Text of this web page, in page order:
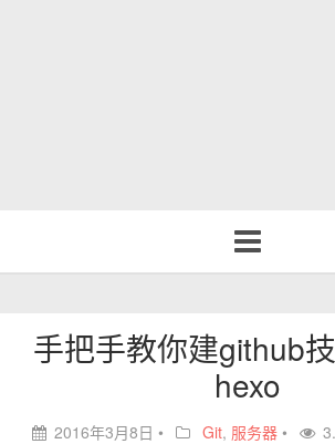
navigation
手把手教你建github
hexo
2016年3月8日 • Git, 服务器•